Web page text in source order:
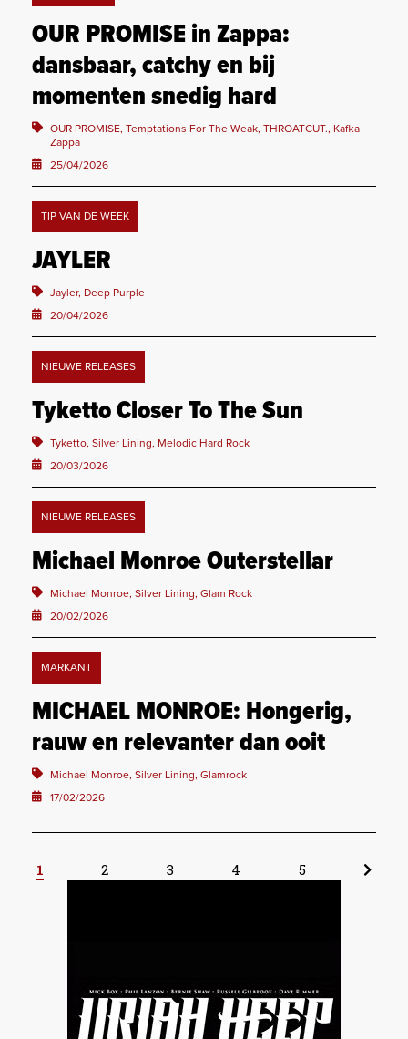
OUR PROMISE in Zappa:
dansbaar, catchy en bij
momenten snedig hard
OUR PROMISE, Temptations For The Weak, THROATCUT., Kafka
Zappa
25/04/2026
TIP VAN DE WEEK
JAYLER
Jayler, Deep Purple
20/04/2026
NIEUWE RELEASES
Tyketto Closer To The Sun
Tyketto, Silver Lining, Melodic Hard Rock
20/03/2026
NIEUWE RELEASES
Michael Monroe Outerstellar
Michael Monroe, Silver Lining, Glam Rock
20/02/2026
MARKANT
MICHAEL MONROE: Hongerig,
rauw en relevanter dan ooit
Michael Monroe, Silver Lining, Glamrock
17/02/2026
1 2 3 4 5